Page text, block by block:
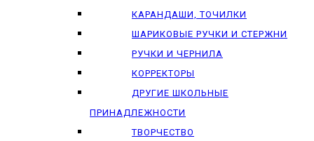
КАРАНДАШИ, ТОЧИЛКИ
ШАРИКОВЫЕ РУЧКИ И СТЕРЖНИ
РУЧКИ И ЧЕРНИЛА
КОРРЕКТОРЫ
ДРУГИЕ ШКОЛЬНЫЕ
ПРИНАДЛЕЖНОСТИ
ТВОРЧЕСТВО